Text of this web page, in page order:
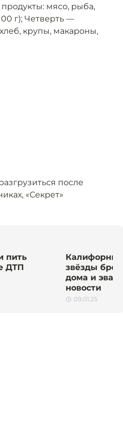
мясо, рыба,
г); Четверть —
крупы, макароны,
после
«Секрет»
пить
ДТП
Калифорния
звёзды
дома и
новости
09.01.25